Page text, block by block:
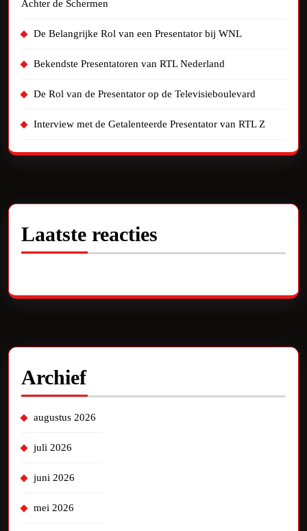
Achter de Schermen
De Belangrijke Rol van een Presentator bij WNL
Bekendste Presentatoren van RTL Nederland
De Rol van de Presentator op de Televisieboulevard
Interview met de Getalenteerde Presentator van RTL Z
Laatste reacties
Archief
augustus 2026
juli 2026
juni 2026
mei 2026